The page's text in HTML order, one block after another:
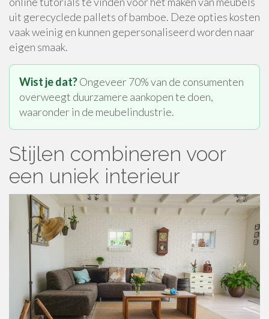
uit gerecyclede pallets of bamboe. Deze opties kosten
vaak weinig en kunnen gepersonaliseerd worden naar
eigen smaak.
Wist je dat?Ongeveer 70% van de consumenten
overweegt duurzamere aankopen te doen,
waaronder in de meubelindustrie.
Stijlen combineren voor
een uniek interieur